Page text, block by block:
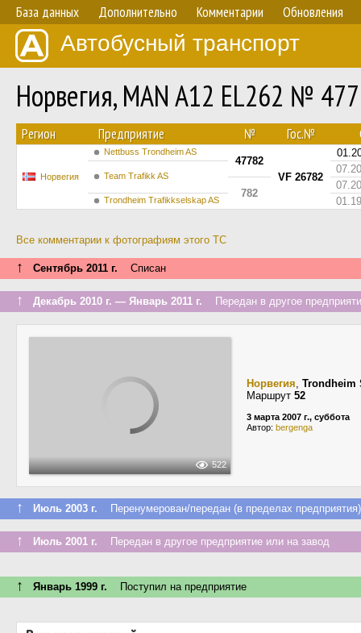
База данных Дополнительно Комментарии Обновления
Автобусный транспорт
Норвегия, MAN A12 EL262 №
Регион Предприятие № Гос.№
Норвегия
Nettbuss Trondheim AS
47782
VF 26782
Team Trafikk AS
782
Trondheim Trafikkselskap AS
Все комментарии к фотографиям этого ТС
↑ Сентябрь 2011 г. Списан
↑ Декабрь 2010 г. — Январь 2011 г. Передан в другое
522
Норвегия, Trondheim
Маршрут 52
3 марта 2007 г., суббота
Автор: bergenga
↑ Июль 2003 г. Перенумерован/передан (в пределах предприятия)
↑ Июль 2001 г. Передан в другое предприятие или на завод
↑ Январь 1999 г. Поступил на предприятие